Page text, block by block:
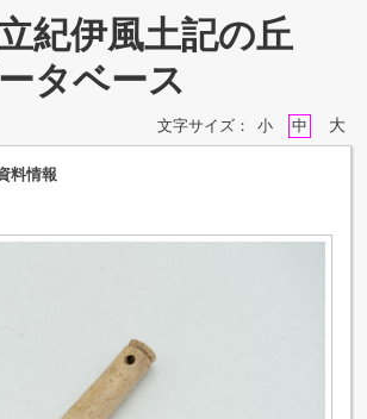
紀伊風土記の丘
タベース
文字サイズ： 小 中 大
料情報